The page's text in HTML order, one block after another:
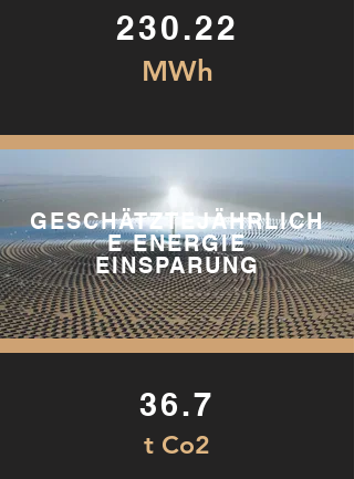
230.22
MWh
GESCHÄTZTEJÄHRLICH
E ENERGIE
EINSPARUNG
36.7
t Co2